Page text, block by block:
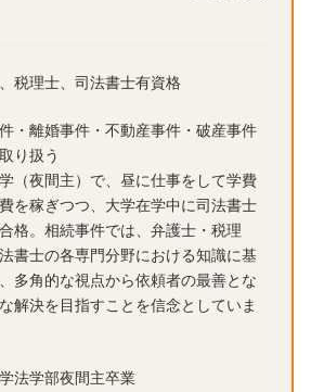
税理士、司法書士有資格
・離婚事件・不動産事件・破産事件
り扱う
（夜間主）で、昼に仕事をして学費
を稼ぎつつ、大学在学中に司法書士
格。相続事件では、弁護士・税理
書士の各専門分野における知識に基
多角的な視点から依頼者の最善とな
解決を目指すことを信念としていま
法学部夜間主卒業